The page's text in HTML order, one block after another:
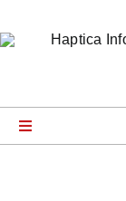
Inhalt
Toggle
Navigation